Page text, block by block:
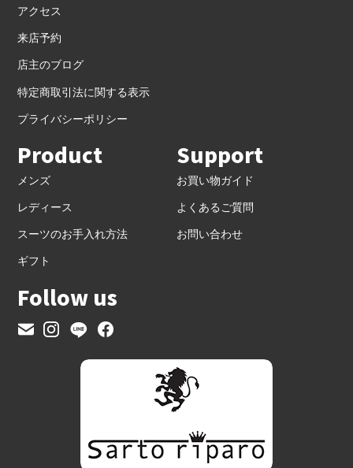
アクセス
来店予約
店主のブログ
特定商取引法に関する表示
プライバシーポリシー
Product
メンズ
レディース
スーツのお手入れ方法
ギフト
Support
お買い物ガイド
よくあるご質問
お問い合わせ
Follow us